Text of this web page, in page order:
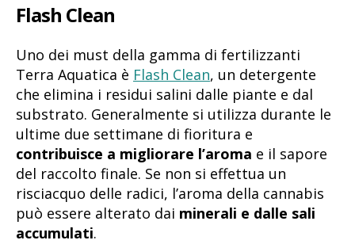
Flash Clean
Uno dei must della gamma di fertilizzanti
Terra Aquatica è Flash Clean, un detergente
che elimina i residui salini dalle piante e dal
substrato. Generalmente si utilizza durante le
ultime due settimane di fioritura e
contribuisce a migliorare l’aroma e il sapore
del raccolto finale. Se non si effettua un
risciacquo delle radici, l’aroma della cannabis
può essere alterato dai minerali e dalle sali
accumulati.